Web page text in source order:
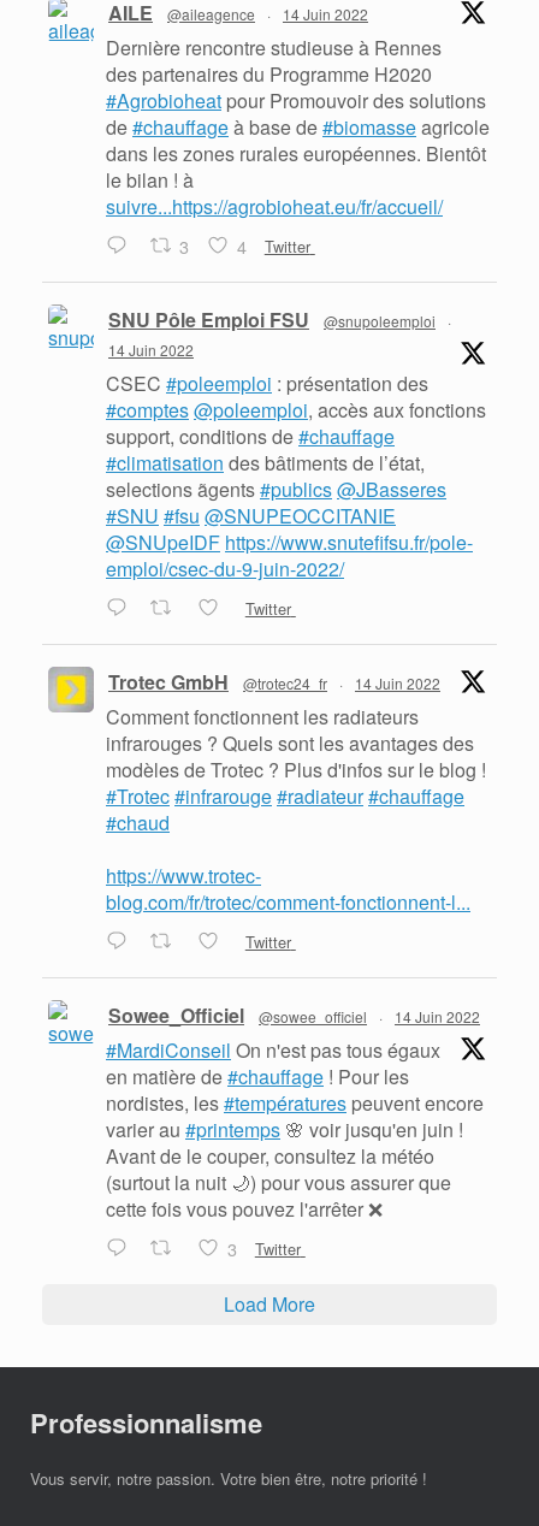
AILE @aileagence · 14 Juin 2022
Dernière rencontre studieuse à Rennes
des partenaires du Programme H2020
#Agrobioheat pour Promouvoir des solutions
de#chauffageà base de#biomasseagricole
dans les zones rurales européennes. Bientôt
le bilan ! à
suivre...https://agrobioheat.eu/fr/accueil/
3 4 Twitter
SNU Pôle Emploi FSU @snupoleemploi
·
14 Juin 2022
CSEC #poleemploi : présentation des
#comptes@poleemploi, accès aux fonctions
support, conditions de#chauffage
#climatisation des bâtiments de l’état,
selections ãgents#publics@JBasseres
#SNU #fsu @SNUPEOCCITANIE
@SNUpeIDF https://www.snutefifsu.fr/pole-
emploi/csec-du-9-juin-2022/
Twitter
Trotec GmbH @trotec24_fr · 14 Juin 2022
Comment fonctionnent les radiateurs
infrarouges ? Quels sont les avantages des
modèles de Trotec ? Plus d'infos sur le blog !
#Trotec#infrarouge#radiateur#chauffage
#chaud
https://www.trotec-
blog.com/fr/trotec/comment-fonctionnent-l...
Twitter
Sowee_Officiel @sowee_officiel · 14 Juin 2022
#MardiConseil On n'est pas tous égaux
en matière de#chauffage ! Pour les
nordistes, les#températures peuvent encore
varier au #printemps 🌸 voir jusqu'en juin !
Avant de le couper, consultez la météo
(surtout la nuit 🌙) pour vous assurer que
cette fois vous pouvez l'arrêter ❌
3 Twitter
Load More
Professionnalisme
Vous servir, notre passion. Votre bien être, notre priorité !